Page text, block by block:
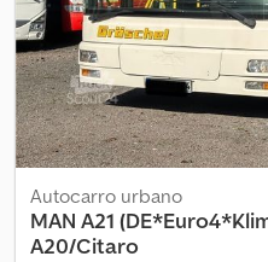
Autocarro urbano
MAN A21
A20/Citaro